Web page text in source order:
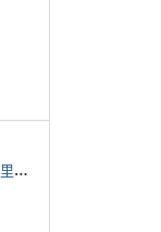
*
有啥搞钱的路子吗，开源节流都行，主要是开源，刑法里的咱不做